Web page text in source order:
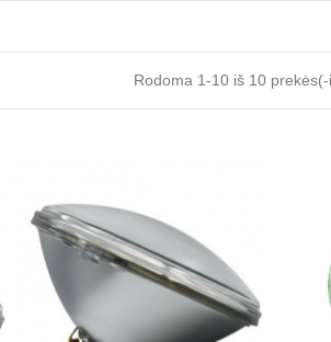
Rodoma 1-10 iš 10 prekės(-